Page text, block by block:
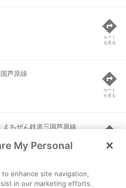
ルート
を見る
芦原線
ルート
を見る
えちぜん鉄道三国芦原線
ルート
を見る
線
My Personal
enhance site navigation,
in our marketing efforts.